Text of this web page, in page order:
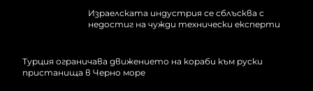
Израелската индустрия се сблъсква с
недостиг на чужди технически експерти
Турция ограничава движението на кораби към руски
пристанища в Черно море